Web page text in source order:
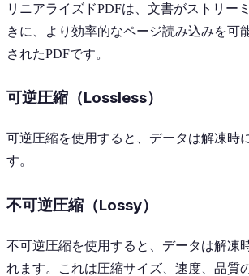
リニアライズドPDFは、文書がストリー
きに、より効率的なページ読み込みを可
されたPDFです。
可逆圧縮（Lossless）
可逆圧縮を使用すると、データは解凍時
す。
不可逆圧縮（Lossy）
不可逆圧縮を使用すると、データは解凍
れます。これは圧縮サイズ、速度、品質